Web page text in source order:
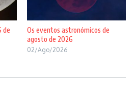
de
Os eventos astronómicos de
agosto de 2026
02/Ago/2026